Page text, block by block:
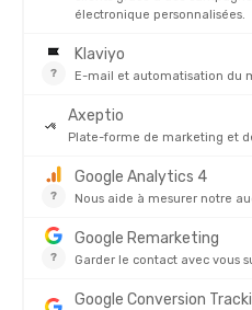
CEP
CHAUSSETTES MID HIKING LIGHT
EN STOCK - EXPÉDIÉ EN 24/48H
25,00 €